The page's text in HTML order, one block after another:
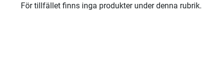
Produkter
För tillfället finns inga produkter under denna rubrik.